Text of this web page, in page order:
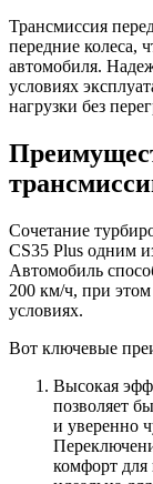
Трансмиссия
передние колеса,
автомобиля.
условиях
нагрузки без
Сочетание
CS35 Plus одним
Автомобиль
200 км/ч, при этом
условиях.
Вот ключевые
Высокая
позволяет
и уверенно
комфорт для